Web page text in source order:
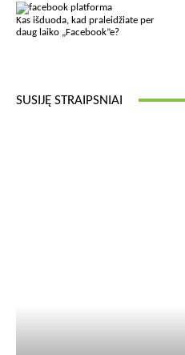
Kas išduoda, kad praleidžiate per
daug laiko „Facebook”e?
SUSIJĘ STRAIPSNIAI